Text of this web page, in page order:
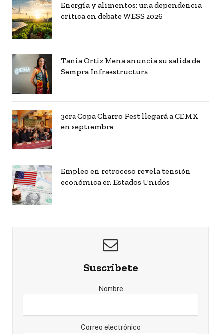
Energía y alimentos: una dependencia
crítica en debate WESS 2026
Tania Ortiz Mena anuncia su salida de
Sempra Infraestructura
3era Copa Charro Fest llegará a CDMX
en septiembre
Empleo en retroceso revela tensión
económica en Estados Unidos
Suscríbete
Nombre
Correo electrónico